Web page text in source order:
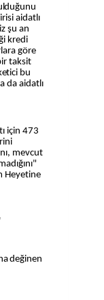
aidatlı
şu an
kredi
göre
taksit
bu
da aidatlı
için 473
mevcut
Heyetine
değinen